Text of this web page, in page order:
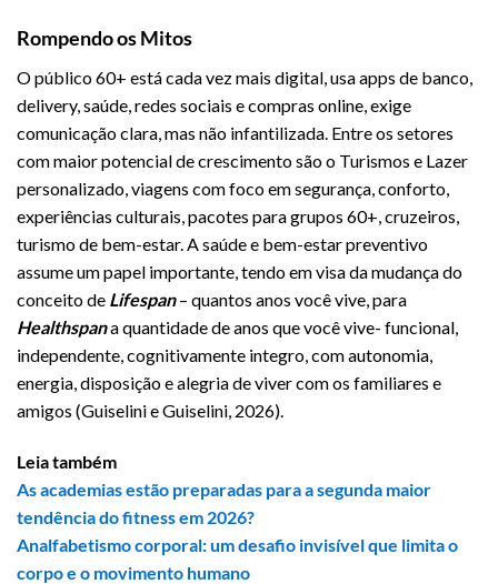
Rompendo os Mitos
O público 60+ está cada vez mais digital, usa apps de banco,
delivery, saúde, redes sociais e compras online, exige
comunicação clara, mas não infantilizada. Entre os setores
com maior potencial de crescimento são o Turismos e Lazer
personalizado, viagens com foco em segurança, conforto,
experiências culturais, pacotes para grupos 60+, cruzeiros,
turismo de bem-estar. A saúde e bem-estar preventivo
assume um papel importante, tendo em visa da mudança do
conceito de Lifespan– quantos anos você vive, para
Healthspana quantidade de anos que você vive- funcional,
independente, cognitivamente integro, com autonomia,
energia, disposição e alegria de viver com os familiares e
amigos (Guiselini e Guiselini, 2026).
Leia também
As academias estão preparadas para a segunda maior
tendência do fitness em 2026?
Analfabetismo corporal: um desafio invisível que limita o
corpo e o movimento humano